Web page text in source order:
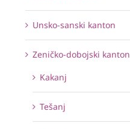
Unsko-sanski kanton
Zeničko-dobojski kanton
Kakanj
Tešanj